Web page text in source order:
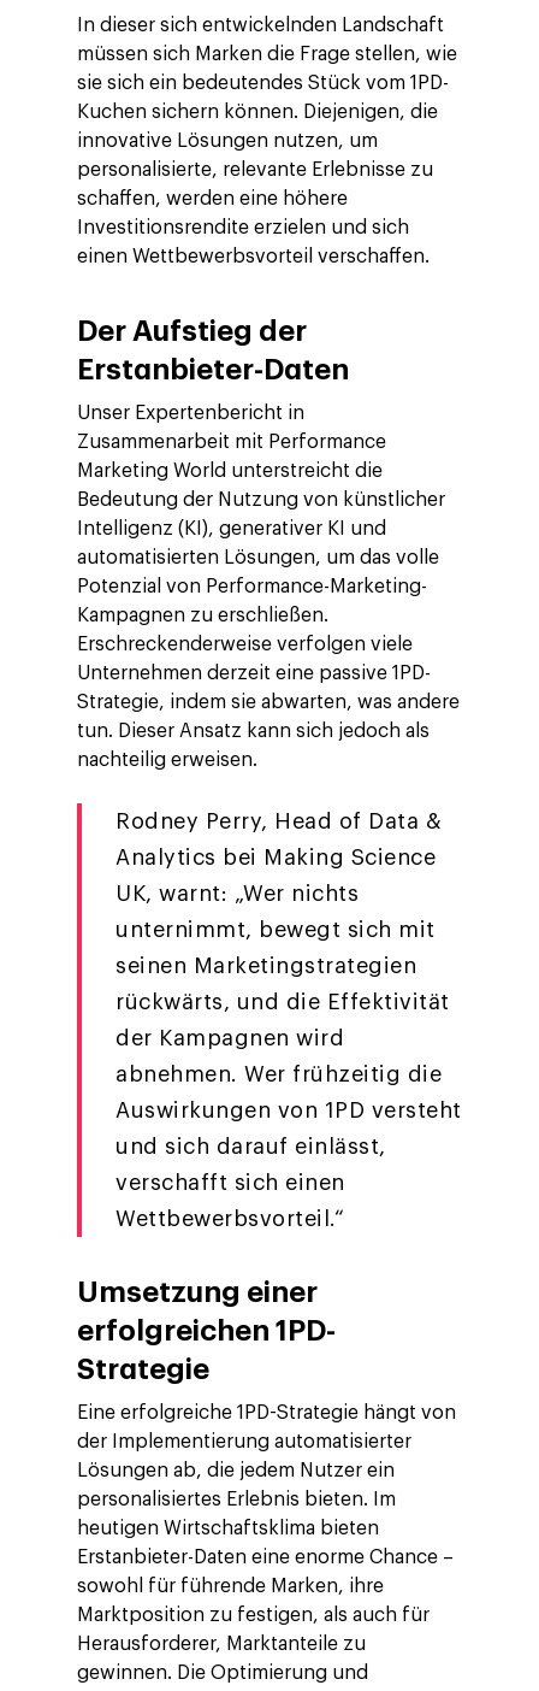
In dieser sich entwickelnden Landschaft
müssen sich Marken die Frage stellen, wie
sie sich ein bedeutendes Stück vom 1PD-
Kuchen sichern können. Diejenigen, die
innovative Lösungen nutzen, um
personalisierte, relevante Erlebnisse zu
schaffen, werden eine höhere
Investitionsrendite erzielen und sich
einen Wettbewerbsvorteil verschaffen.
Der Aufstieg der
Erstanbieter-Daten
Unser Expertenbericht in
Zusammenarbeit mit Performance
Marketing World unterstreicht die
Bedeutung der Nutzung von künstlicher
Intelligenz (KI), generativer KI und
automatisierten Lösungen, um das volle
Potenzial von Performance-Marketing-
Kampagnen zu erschließen.
Erschreckenderweise verfolgen viele
Unternehmen derzeit eine passive 1PD-
Strategie, indem sie abwarten, was andere
tun. Dieser Ansatz kann sich jedoch als
nachteilig erweisen.
Rodney Perry, Head of Data &
Analytics bei Making Science
UK, warnt: „Wer nichts
unternimmt, bewegt sich mit
seinen Marketingstrategien
rückwärts, und die Effektivität
der Kampagnen wird
abnehmen. Wer frühzeitig die
Auswirkungen von 1PD versteht
und sich darauf einlässt,
verschafft sich einen
Wettbewerbsvorteil.“
Umsetzung einer
erfolgreichen 1PD-
Strategie
Eine erfolgreiche 1PD-Strategie hängt von
der Implementierung automatisierter
Lösungen ab, die jedem Nutzer ein
personalisiertes Erlebnis bieten. Im
heutigen Wirtschaftsklima bieten
Erstanbieter-Daten eine enorme Chance –
sowohl für führende Marken, ihre
Marktposition zu festigen, als auch für
Herausforderer, Marktanteile zu
gewinnen. Die Optimierung und